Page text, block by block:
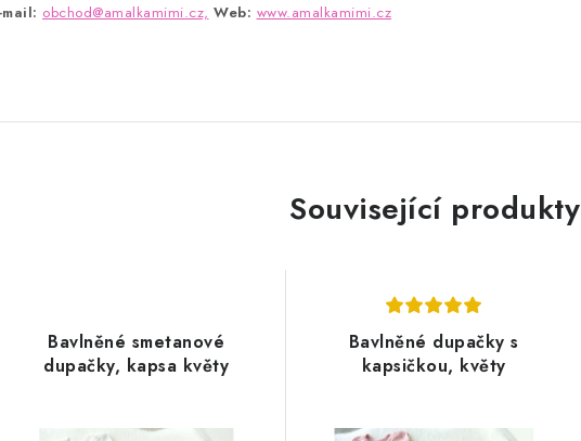
obchod@amalkamimi.cz, Web: www.amalkamimi.cz
Související produkty
Bavlněné smetanové
dupačky, kapsa květy
Bavlněné dupačky s
kapsičkou, květy